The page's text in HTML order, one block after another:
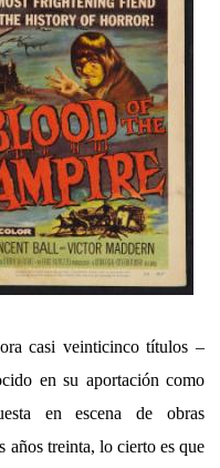
casi veinticinco títulos –
en su aportación como
en escena de obras
años treinta, lo cierto es que